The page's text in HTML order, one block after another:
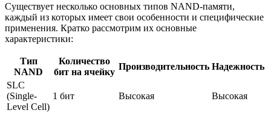
Существует несколько основных типов NAND-памяти,
каждый из которых имеет свои особенности и специфические
применения. Кратко рассмотрим их основные
характеристики:
Тип
NAND
Количество
бит на ячейку
Производительность Надежность
SLC
(Single-
Level Cell)
1 бит Высокая Высокая